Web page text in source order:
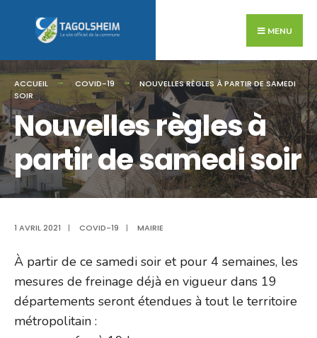
MENU
ACCUEIL COVID-19
NOUVELLES RÈGLES À PARTIR DE SAMEDI
SOIR
Nouvelles règles à
partir de samedi soir
1 AVRIL 2021 | COVID-19 | MAIRIE
À partir de ce samedi soir et pour 4 semaines, les
mesures de freinage déjà en vigueur dans 19
départements seront étendues à tout le territoire
métropolitain :
for: